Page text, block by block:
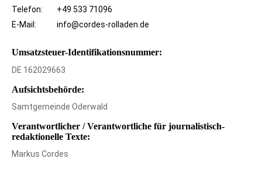
Telefon:
+49 533 71096
E-Mail:
info@cordes-rolladen.de
Umsatzsteuer-Identifikationsnummer:
DE 162029663
Aufsichtsbehörde:
Samtgemeinde Oderwald
Verantwortlicher / Verantwortliche für journalistisch-
redaktionelle Texte:
Markus Cordes